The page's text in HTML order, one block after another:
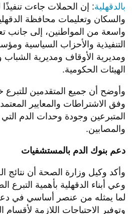
بالدقهلية: إن الحملات جاءت
والسكان وتعليمات محافظة
واسعة من المواطنين، إلى جانب
التنفيذية والأحزاب السياسية
ومديرية الأوقاف ومديرية
الهيئات الحكومية.
وأوضح أن جميع المتقدمين للتبرع
وفق الاشتراطات والمعايير
المتبرعين وجودة وحدات الدم
والمصابين.
دعم بنوك الدم بالمستشفيات
وأكد وكيل وزارة الصحة أن نتائج
وعي أبناء الدقهلية بأهمية التبرع
لما يمثله من عنصر أساسي في
وتوفير الاحتياجات اللازمة لأقسام